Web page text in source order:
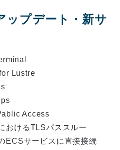
ップデート・新サ
Lustre
Access
おけるTLSパススルー
ECSサービスに直接接続